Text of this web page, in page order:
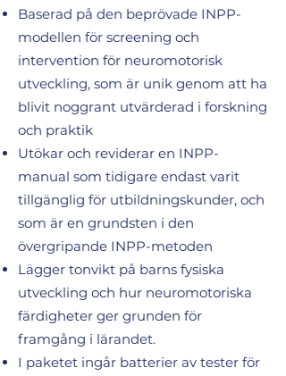
Baserad på den beprövade INPP-
modellen för screening och
intervention för neuromotorisk
utveckling, som är unik genom att ha
blivit noggrant utvärderad i forskning
och praktik
Utökar och reviderar en INPP-
manual som tidigare endast varit
tillgänglig för utbildningskunder, och
som är en grundsten i den
övergripande INPP-metoden
Lägger tonvikt på barns fysiska
utveckling och hur neuromotoriska
färdigheter ger grunden för
framgång i lärandet.
I paketet ingår batterier av tester för